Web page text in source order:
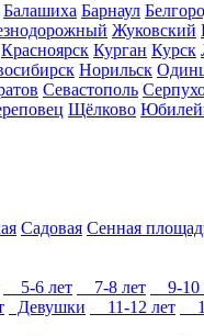
Балашиха Барнаул
Жуковский
Красноярск Курган Курск
Норильск
Севастополь
Щёлково
Садовая Сенная
5-6 лет 7-8 лет 9-10
Девушки 11-12 лет